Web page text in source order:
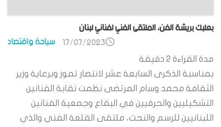
بعلبك بريشة الفن، الملتقى الفني لفناني لبنان
سياحة واقتصاد 17/07/2023
مدة القراءة 2 دقيقة
بمناسبة الذكرى السابعة عشر لانتصار تموز وبرعاية وزير
الثقافة محمد وسام المرتضى نظمت نقابة الفنانين
التشكيليين والحرفيين في البقاع وجمعية الفنانين
اللبنانيين للرسم والنحت، ملتقى القلعة الفني والذي